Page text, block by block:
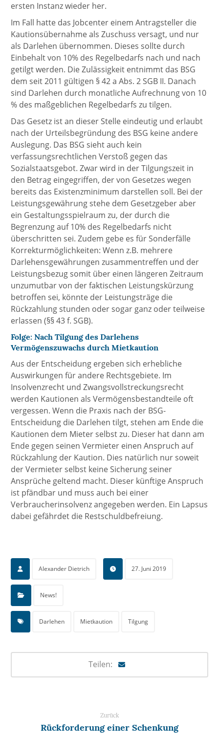
ersten Instanz wieder her.
Im Fall hatte das Jobcenter einem Antragsteller die
Kautionsübernahme als Zuschuss versagt, und nur
als Darlehen übernommen. Dieses sollte durch
Einbehalt von 10% des Regelbedarfs nach und nach
getilgt werden. Die Zulässigkeit entnimmt das BSG
dem seit 2011 gültigen § 42 a Abs. 2 SGB II. Danach
sind Darlehen durch monatliche Aufrechnung von 10
% des maßgeblichen Regelbedarfs zu tilgen.
Das Gesetz ist an dieser Stelle eindeutig und erlaubt
nach der Urteilsbegründung des BSG keine andere
Auslegung. Das BSG sieht auch kein
verfassungsrechtlichen Verstoß gegen das
Sozialstaatsgebot. Zwar wird in der Tilgungszeit in
den Betrag eingegriffen, der von Gesetzes wegen
bereits das Existenzminimum darstellen soll. Bei der
Leistungsgewährung stehe dem Gesetzgeber aber
ein Gestaltungsspielraum zu, der durch die
Begrenzung auf 10% des Regelbedarfs nicht
überschritten sei. Zudem gebe es für Sonderfälle
Korrekturmöglichkeiten: Wenn z.B. mehrere
Darlehensgewährungen zusammentreffen und der
Leistungsbezug somit über einen längeren Zeitraum
unzumutbar von der faktischen Leistungskürzung
betroffen sei, könnte der Leistungsträge die
Rückzahlung stunden oder sogar ganz oder teilweise
erlassen (§§ 43 f. SGB).
Folge: Nach Tilgung des Darlehens
Vermögenszuwachs durch Mietkaution
Aus der Entscheidung ergeben sich erhebliche
Auswirkungen für andere Rechtsgebiete. Im
Insolvenzrecht und Zwangsvollstreckungsrecht
werden Kautionen als Vermögensbestandteile oft
vergessen. Wenn die Praxis nach der BSG-
Entscheidung die Darlehen tilgt, stehen am Ende die
Kautionen dem Mieter selbst zu. Dieser hat dann am
Ende gegen seinen Vermieter einen Anspruch auf
Rückzahlung der Kaution. Dies natürlich nur soweit
der Vermieter selbst keine Sicherung seiner
Ansprüche geltend macht. Dieser künftige Anspruch
ist pfändbar und muss auch bei einer
Verbraucherinsolvenz angegeben werden. Ein Lapsus
dabei gefährdet die Restschuldbefreiung.
Alexander Dietrich 27. Juni 2019
News!
Darlehen Mietkaution Tilgung
Zurück
Rückforderung einer Schenkung